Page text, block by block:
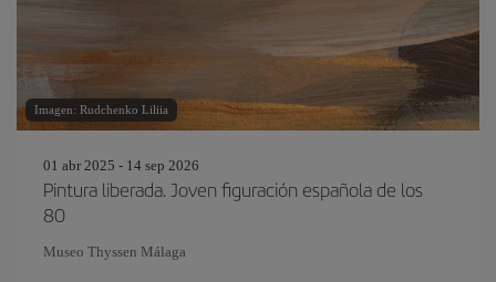
Imagen: Rudchenko Liliia
01 abr 2025 - 14 sep 2026
Pintura liberada. Joven figuración española de los
80
Museo Thyssen Málaga